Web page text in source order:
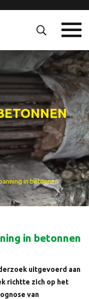
in betonnen
in betonnen
uitgevoerd aan
richtte zich op het
van